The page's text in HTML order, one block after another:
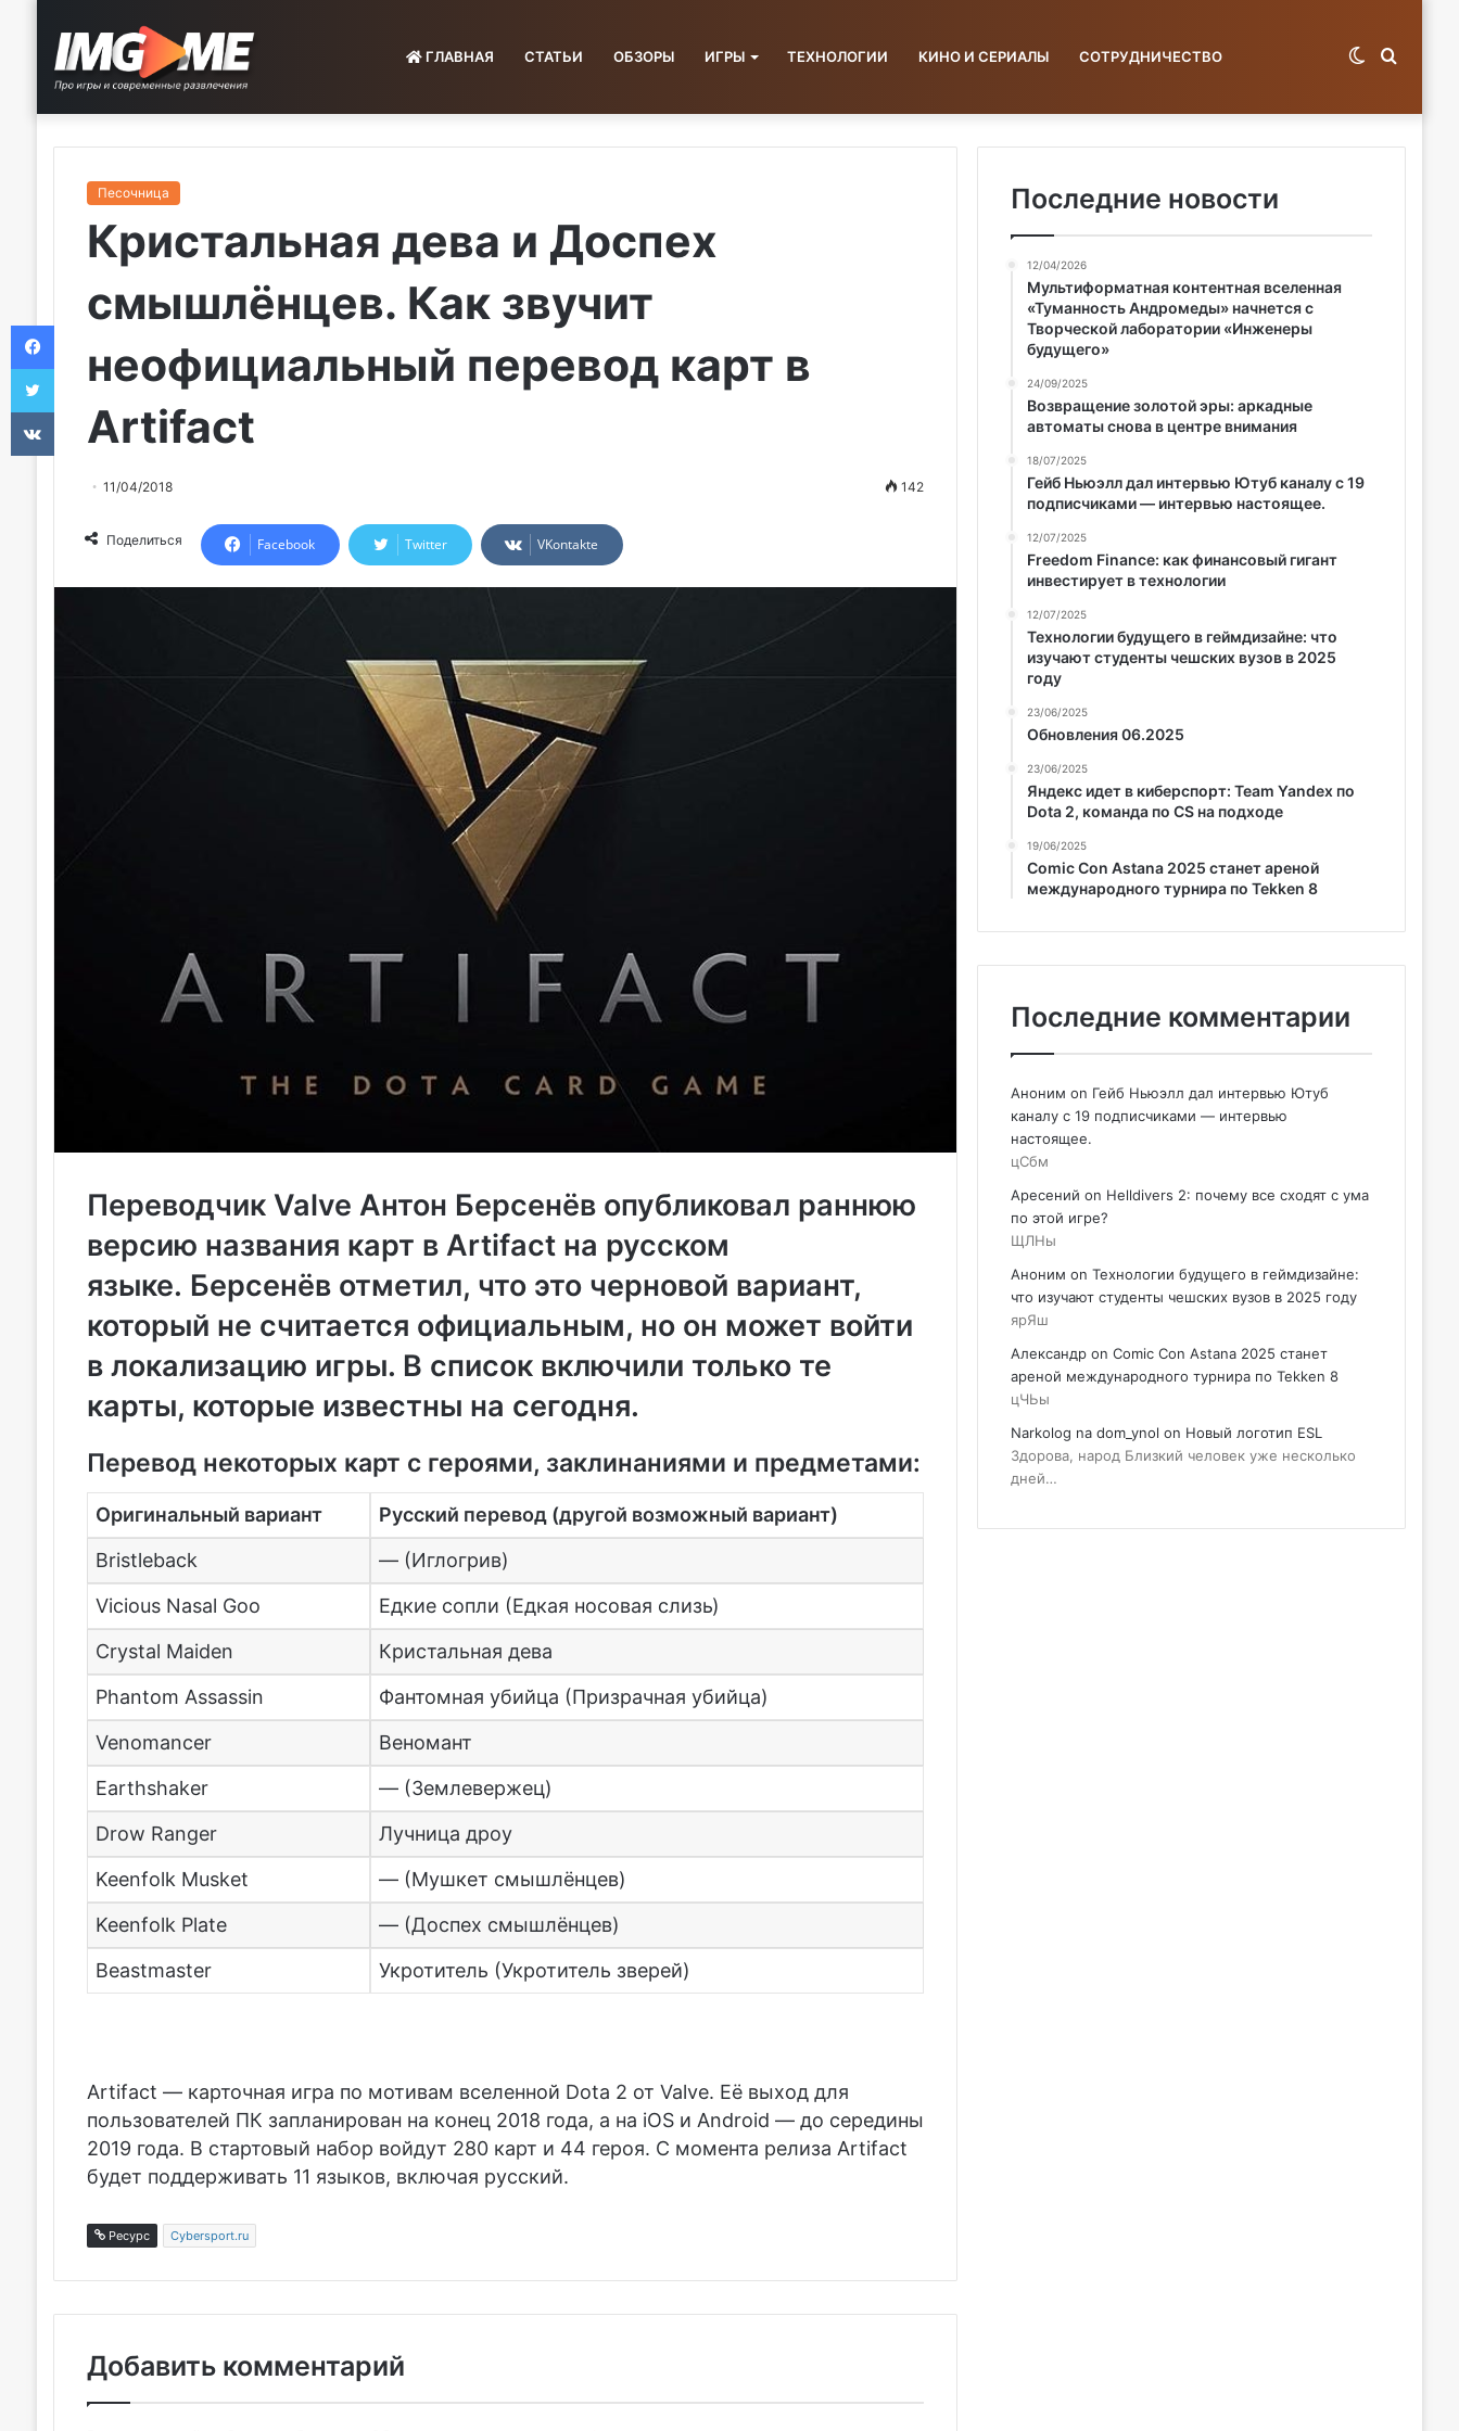
ГЛАВНАЯ СТАТЬИ ОБЗОРЫ ИГРЫ ТЕХНОЛОГИИ КИНО И СЕРИАЛЫ СОТРУДНИЧЕСТВО Switch
Песочница
Кристальная дева и Доспех
смышлёнцев. Как звучит
неофициальный перевод карт в
Artifact
11/04/2018 142
Поделиться Facebook Twitter VKontakte
Переводчик Valve Антон Берсенёв опубликовал раннюю
версию названия карт в Artifact на русском
языке. Берсенёв отметил, что это черновой вариант,
который не считается официальным, но он может войти
в локализацию игры. В список включили только те
карты, которые известны на сегодня.
Перевод некоторых карт с героями, заклинаниями и предметами:
Оригинальный вариант
Русский перевод (другой возможный вариант)
Bristleback
— (Иглогрив)
Vicious Nasal Goo
Едкие сопли (Едкая носовая слизь)
Crystal Maiden
Кристальная дева
Phantom Assassin
Фантомная убийца (Призрачная убийца)
Venomancer
Веномант
Earthshaker
— (Землевержец)
Drow Ranger
Лучница дроу
Keenfolk Musket
— (Мушкет смышлёнцев)
Keenfolk Plate
— (Доспех смышлёнцев)
Beastmaster
Укротитель (Укротитель зверей)
Artifact — карточная игра по мотивам вселенной Dota 2 от Valve. Её выход для
пользователей ПК запланирован на конец 2018 года, а на iOS и Android — до середины
2019 года. В стартовый набор войдут 280 карт и 44 героя. С момента релиза Artifact
будет поддерживать 11 языков, включая русский.
Ресурс Cybersport.ru
Добавить комментарий
Последние новости
12/04/2026
Мультиформатная контентная вселенная
«Туманность Андромеды» начнется с
Творческой лаборатории «Инженеры
будущего»
24/09/2025
Возвращение золотой эры: аркадные
автоматы снова в центре внимания
18/07/2025
Гейб Ньюэлл дал интервью Ютуб каналу с 19
подписчиками — интервью настоящее.
12/07/2025
Freedom Finance: как финансовый гигант
инвестирует в технологии
12/07/2025
Технологии будущего в геймдизайне: что
изучают студенты чешских вузов в 2025
году
23/06/2025
Обновления 06.2025
23/06/2025
Яндекс идет в киберспорт: Team Yandex по
Dota 2, команда по CS на подходе
19/06/2025
Comic Con Astana 2025 станет ареной
международного турнира по Tekken 8
Последние комментарии
Аноним on Гейб Ньюэлл дал интервью Ютуб
каналу с 19 подписчиками — интервью
настоящее.
цСбм
Аресений on Helldivers 2: почему все сходят с ума
по этой игре?
ЩЛНы
Аноним on Технологии будущего в геймдизайне:
что изучают студенты чешских вузов в 2025 году
ярЯш
Александр on Comic Con Astana 2025 станет
ареной международного турнира по Tekken 8
цЧЬы
Narkolog na dom_ynol on Новый логотип ESL
Здорова, народ Близкий человек уже несколько
дней…
Facebook
Twitter
VKontakte